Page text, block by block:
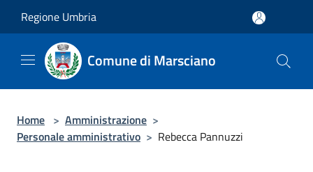
Regione Umbria
Comune di Marsciano
Home > Amministrazione >
Personale amministrativo > Rebecca Pannuzzi